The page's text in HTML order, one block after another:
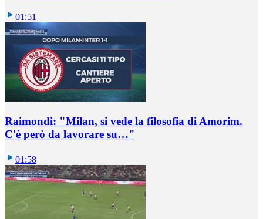
01:51
Raimondi: "Milan, si vede la filosofia di Amorim.
C'è però da lavorare su…"
01:58